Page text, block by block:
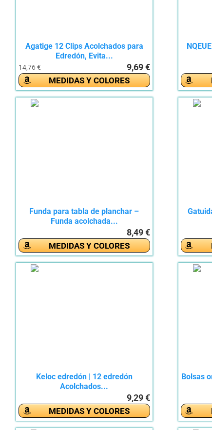
Agatige 12 Clips Acolchados para
Edredón, Evita...
14,76 € 9,69 €
MEDIDAS Y COLORES
Funda para tabla de planchar –
Funda acolchada...
8,49 €
MEDIDAS Y COLORES
Keloc edredón | 12 edredón
Acolchados...
9,29 €
MEDIDAS Y COLORES
Bolsas